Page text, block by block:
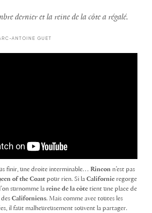
dernier et la reine de la côte a régalé.
ANTOINE GUET
finir, une droite interminable… Rincon n’est pas
of the Coast pour rien. Si la Californie regorge
surnomme la reine de la côte tient une place de
Californiens. Mais comme avec toutes les
il faut malheureusement souvent la partager.